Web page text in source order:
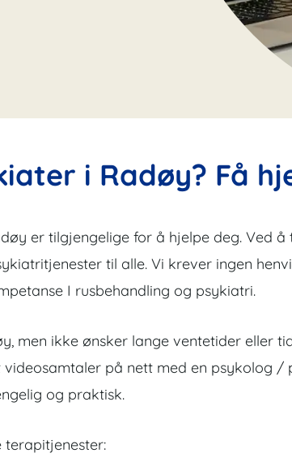
i Radøy? Få
er tilgjengelige for å hjelpe deg. Ved
til alle. Vi krever ingen
I rusbehandling og psykiatri.
men ikke ønsker lange ventetider eller
på nett med en psykolog
og praktisk.
terapitjenester: